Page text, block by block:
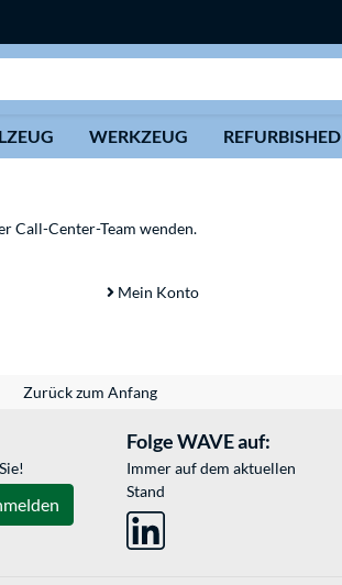
WERKZEUG REFURBISHED
Call-Center-Team wenden.
Mein Konto
Zurück zum Anfang
Folge WAVE auf:
Immer auf dem aktuellen
Stand